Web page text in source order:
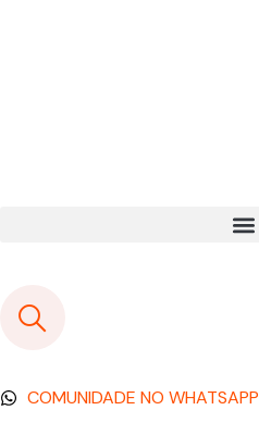
COMUNIDADE NO WHATSAPP